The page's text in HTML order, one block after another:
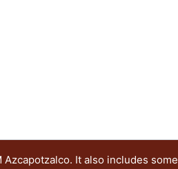
It also includes some